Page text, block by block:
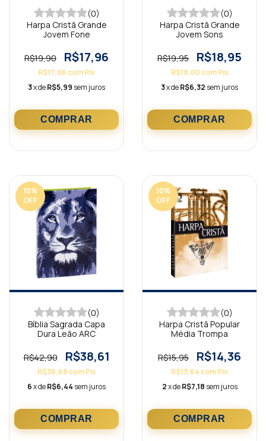
(0)
Harpa Cristã Grande
Jovem Fone
R$19,90 R$17,96
R$17,06 comPix
3x deR$5,99 sem juros
(0)
Harpa Cristã Grande
Jovem Sons
R$19,95 R$18,95
R$18,00 com Pix
3x deR$6,32 sem juros
10%
OFF
(0)
Bíblia Sagrada Capa
Dura Leão ARC
R$42,90 R$38,61
R$36,68 com Pix
6x deR$6,44 sem juros
10%
OFF
(0)
Harpa Cristã Popular
Média Trompa
R$15,95 R$14,36
R$13,64 comPix
2x deR$7,18 sem juros